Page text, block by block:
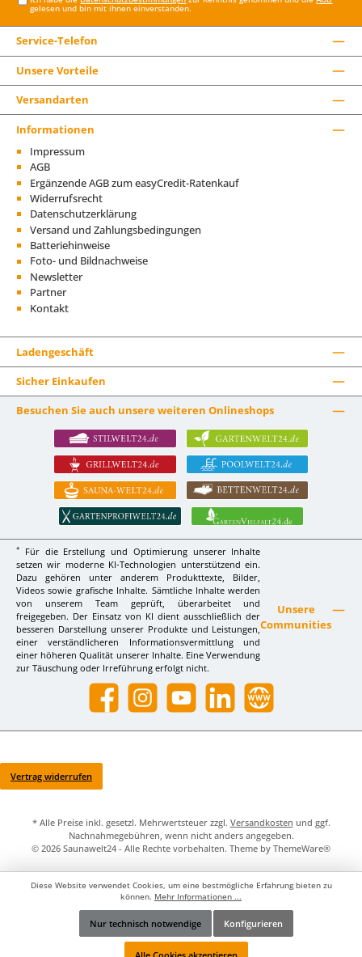
gelesen und bin mit ihnen einverstanden.
Service-Telefon
Unsere Vorteile
Versandarten
Informationen
Impressum
AGB
Ergänzende AGB zum easyCredit-Ratenkauf
Widerrufsrecht
Datenschutzerklärung
Versand und Zahlungsbedingungen
Batteriehinweise
Foto- und Bildnachweise
Newsletter
Partner
Kontakt
Ladengeschäft
Sicher Einkaufen
Besuchen Sie auch unsere weiteren Onlineshops
*
Für die Erstellung und Optimierung unserer Inhalte
setzen wir moderne KI-Technologien unterstützend ein.
Dazu gehören unter anderem Produkttexte, Bilder,
Videos sowie grafische Inhalte. Sämtliche Inhalte werden
von unserem Team geprüft, überarbeitet und
freigegeben. Der Einsatz von KI dient ausschließlich der
besseren Darstellung unserer Produkte und Leistungen,
einer verständlicheren Informationsvermittlung und
einer höheren Qualität unserer Inhalte. Eine Verwendung
zur Täuschung oder Irreführung erfolgt nicht.
Unsere
Communities
Facebook InstagramYouTube LinkedIn Website
Vertrag widerrufen
* Alle Preise inkl. gesetzl. Mehrwertsteuer zzgl. Versandkosten und ggf.
Nachnahmegebühren, wenn nicht anders angegeben.
© 2026 Saunawelt24 - Alle Rechte vorbehalten. Theme by ThemeWare®
Werkzeugleiste anzeigen
Diese Website verwendet Cookies, um eine bestmögliche Erfahrung bieten zu
können. Mehr Informationen ...
Nur technisch notwendige Konfigurieren